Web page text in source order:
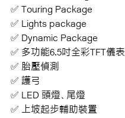
✅ Touring Package
✅ Lights package
✅ Dynamic Package
✅ 多功能6.5吋全彩TFT儀表
✅ 胎壓偵測
✅ 護弓
✅ LED 頭燈、尾燈
✅
上坡起步輔助裝置